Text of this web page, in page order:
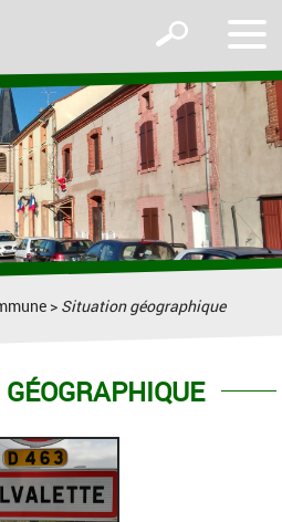
le
Afficher
formulaire
de
recherche
> Situation géographique